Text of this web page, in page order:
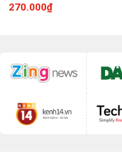
270.000₫